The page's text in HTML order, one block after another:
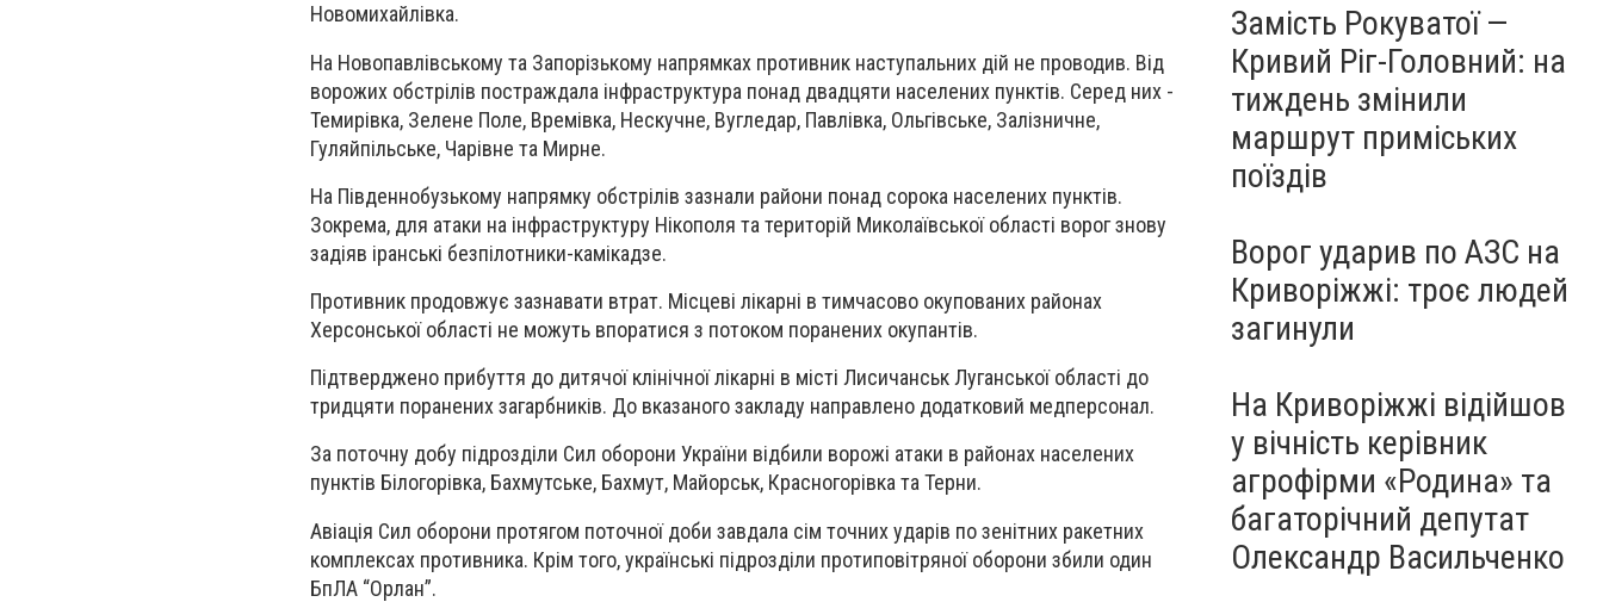
Новомихайлівка.
На Новопавлівському та Запорізькому напрямках противник наступальних дій не проводив. Від
ворожих обстрілів постраждала інфраструктура понад двадцяти населених пунктів. Серед них -
Темирівка, Зелене Поле, Времівка, Нескучне, Вугледар, Павлівка, Ольгівське, Залізничне,
Гуляйпільське, Чарівне та Мирне.
На Південнобузькому напрямку обстрілів зазнали райони понад сорока населених пунктів.
Зокрема, для атаки на інфраструктуру Нікополя та територій Миколаївської області ворог знову
задіяв іранські безпілотники-камікадзе.
Противник продовжує зазнавати втрат. Місцеві лікарні в тимчасово окупованих районах
Херсонської області не можуть впоратися з потоком поранених окупантів.
Підтверджено прибуття до дитячої клінічної лікарні в місті Лисичанськ Луганської області до
тридцяти поранених загарбників. До вказаного закладу направлено додатковий медперсонал.
За поточну добу підрозділи Сил оборони України відбили ворожі атаки в районах населених
пунктів Білогорівка, Бахмутське, Бахмут, Майорськ, Красногорівка та Терни.
Авіація Сил оборони протягом поточної доби завдала сім точних ударів по зенітних ракетних
комплексах противника. Крім того, українські підрозділи протиповітряної оборони збили один
БпЛА “Орлан”.
Замість Рокуватої —
Кривий Ріг-Головний: на
тиждень змінили
маршрут приміських
поїздів
Ворог ударив по АЗС на
Криворіжжі: троє людей
загинули
На Криворіжжі відійшов
у вічність керівник
агрофірми «Родина» та
багаторічний депутат
Олександр Васильченко